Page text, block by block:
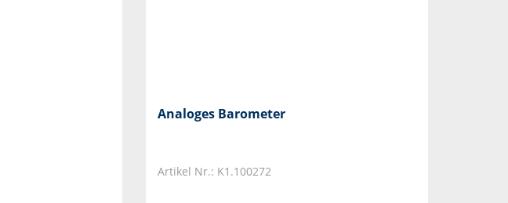
Analoges Barometer
Artikel Nr.: K1.100272